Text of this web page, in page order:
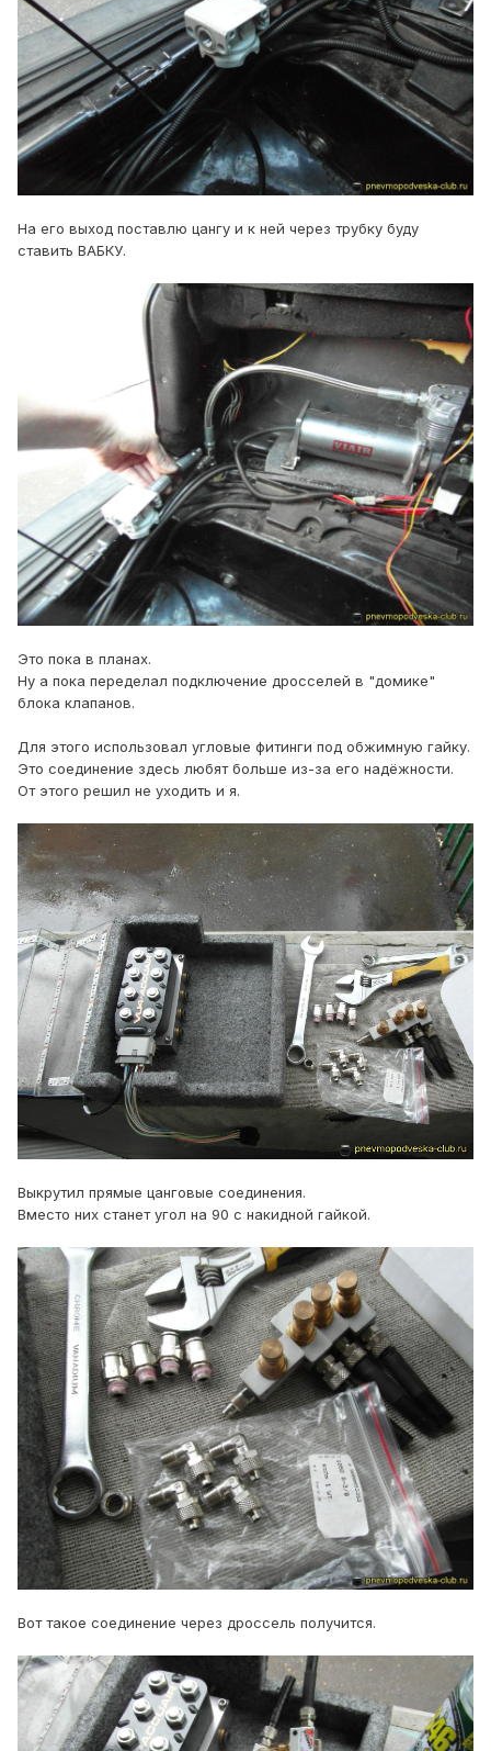
На его выход поставлю цангу и к ней через трубку буду
ставить ВАБКУ.
Это пока в планах.
Ну а пока переделал подключение дросселей в "домике"
блока клапанов.
Для этого использовал угловые фитинги под обжимную гайку.
Это соединение здесь любят больше из-за его надёжности.
От этого решил не уходить и я.
Выкрутил прямые цанговые соединения.
Вместо них станет угол на 90 с накидной гайкой.
Вот такое соединение через дроссель получится.